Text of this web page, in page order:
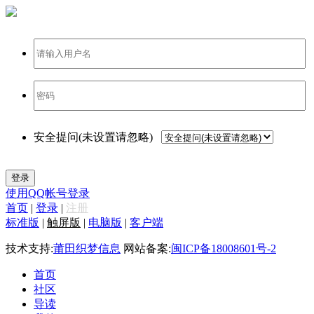
安全提问(未设置请忽略)
登录
使用QQ帐号登录
首页 | 登录 | 注册
标准版 | 触屏版 | 电脑版 | 客户端
技术支持:莆田织梦信息 网站备案:闽ICP备18008601号-2
首页
社区
导读